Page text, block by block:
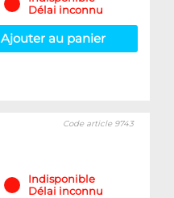
Délai inconnu
Ajouter au panier
Code article 9743
Indisponible
Délai inconnu